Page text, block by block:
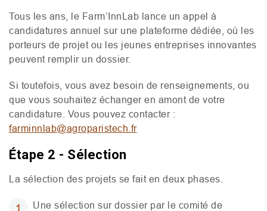
Tous les ans, le Farm’InnLab lance un appel à
candidatures annuel sur une plateforme dédiée, où les
porteurs de projet ou les jeunes entreprises innovantes
peuvent remplir un dossier.
Si toutefois, vous avez besoin de renseignements, ou
que vous souhaitez échanger en amont de votre
candidature. Vous pouvez contacter :
farminnlab@agroparistech.fr
Étape 2 - Sélection
La sélection des projets se fait en deux phases.
Une sélection sur dossier par le comité de